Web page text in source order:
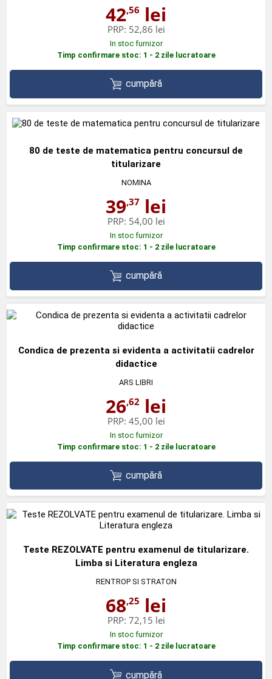
42,56 lei
PRP: 52,86 lei
In stoc furnizor
Timp confirmare stoc: 1 - 2 zile lucratoare
cumpără
80 de teste de matematica pentru concursul de
titularizare
NOMINA
39,37 lei
PRP: 54,00 lei
In stoc furnizor
Timp confirmare stoc: 1 - 2 zile lucratoare
cumpără
Condica de prezenta si evidenta a activitatii cadrelor
didactice
ARS LIBRI
26,62 lei
PRP: 45,00 lei
In stoc furnizor
Timp confirmare stoc: 1 - 2 zile lucratoare
cumpără
Teste REZOLVATE pentru examenul de titularizare.
Limba si Literatura engleza
RENTROP SI STRATON
68,25 lei
PRP: 72,15 lei
In stoc furnizor
Timp confirmare stoc: 1 - 2 zile lucratoare
cumpără